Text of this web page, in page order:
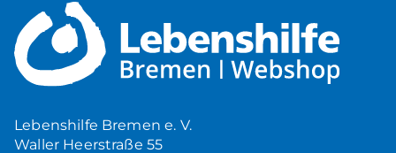
Lebenshilfe Bremen e. V.
Waller Heerstraße 55